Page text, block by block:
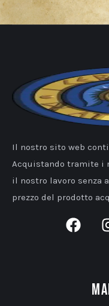
Il nostro sito web
Acquistando tramite i
il nostro lavoro senza
prezzo del prodotto